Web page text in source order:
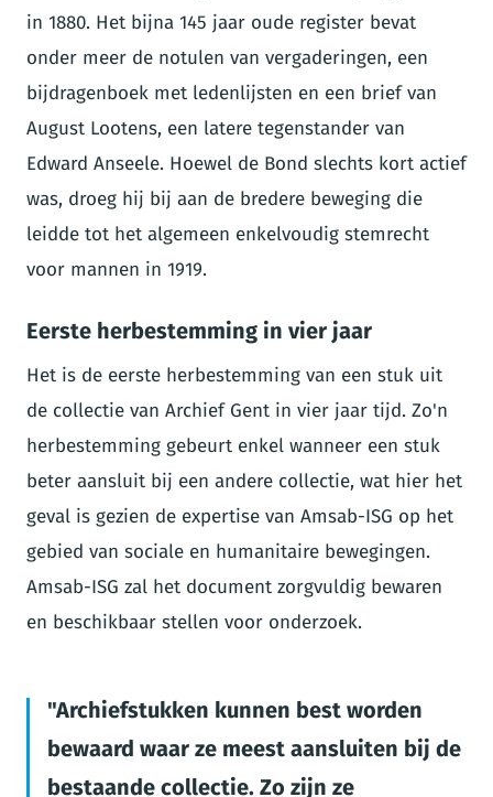
in 1880. Het bijna 145 jaar oude register bevat
onder meer de notulen van vergaderingen, een
bijdragenboek met ledenlijsten en een brief van
August Lootens, een latere tegenstander van
Edward Anseele. Hoewel de Bond slechts kort actief
was, droeg hij bij aan de bredere beweging die
leidde tot het algemeen enkelvoudig stemrecht
voor mannen in 1919.
Eerste herbestemming in vier jaar
Het is de eerste herbestemming van een stuk uit
de collectie van Archief Gent in vier jaar tijd. Zo'n
herbestemming gebeurt enkel wanneer een stuk
beter aansluit bij een andere collectie, wat hier het
geval is gezien de expertise van Amsab-ISG op het
gebied van sociale en humanitaire bewegingen.
Amsab-ISG zal het document zorgvuldig bewaren
en beschikbaar stellen voor onderzoek.
Archiefstukken kunnen best worden
bewaard waar ze meest aansluiten bij de
bestaande collectie. Zo zijn ze